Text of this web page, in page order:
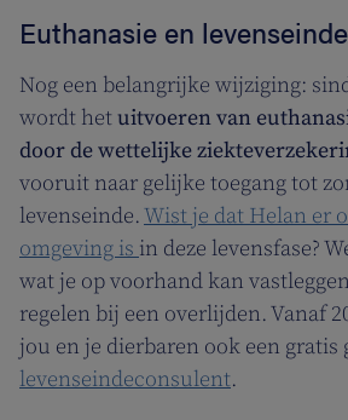
Euthanasie en levenseinde
Nog een belangrijke wijziging:
wordt hetuitvoeren van
door de wettelijke
vooruit naar gelijke toegang tot
levenseinde.Wist je dat Helan er
omgeving is in deze levensfase?
wat je op voorhand kan
regelen bij een overlijden. Vanaf
jou en je dierbaren ook een gratis
levenseindeconsulent.